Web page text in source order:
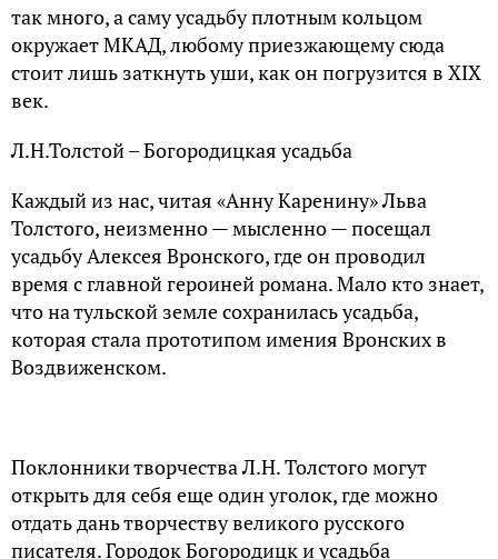
так много, а саму усадьбу плотным кольцом
окружает МКАД, любому приезжающему сюда
стоит лишь заткнуть уши, как он погрузится в XIX
век.
Л.Н.Толстой – Богородицкая усадьба
Каждый из нас, читая «Анну Каренину» Льва
Толстого, неизменно — мысленно — посещал
усадьбу Алексея Вронского, где он проводил
время с главной героиней романа. Мало кто знает,
что на тульской земле сохранилась усадьба,
которая стала прототипом имения Вронских в
Воздвиженском.
Поклонники творчества Л.Н. Толстого могут
открыть для себя еще один уголок, где можно
отдать дань творчеству великого русского
писателя. Городок Богородицк и усадьба